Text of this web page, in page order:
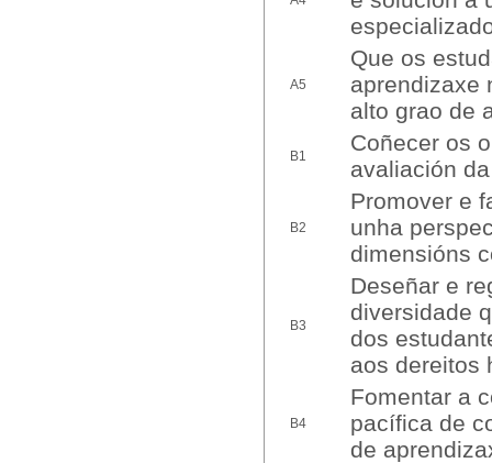
A5
Que os
aprendizaxe
alto grao de
B1
Coñecer os
avaliación
B2
Promover e
unha
dimensións
B3
Deseñar e
diversidade
dos
aos dereitos
B4
Fomentar a
pacífica de
de